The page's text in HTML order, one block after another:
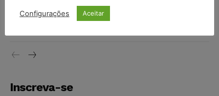
STF inicia julgamento sobre constitucionalidade da
proibição dos jogos de azar no Brasil
Inscreva-se
Configurações Aceitar